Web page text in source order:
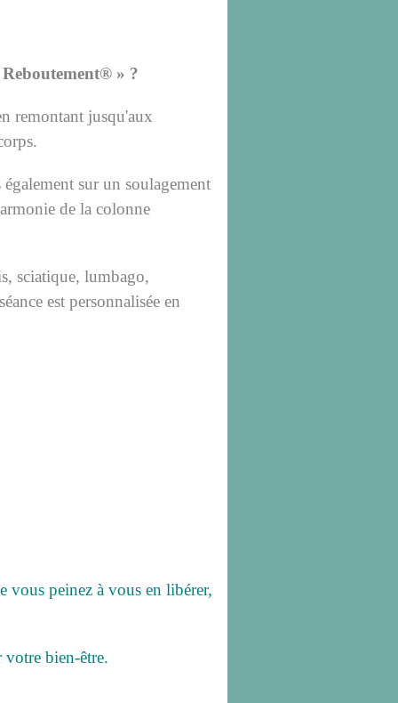
» ?
remontant jusqu'aux
sur un soulagement
de la colonne
sciatique, lumbago,
est personnalisée en
vous peinez à vous en libérer,
bien-être.